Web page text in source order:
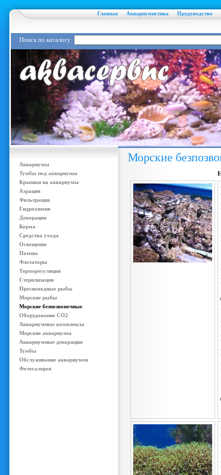
Главная Аквариумистика Прудоводство
Поиск по каталогу:
Аквариумы
Тумбы под аквариумы
Крышки на аквариумы
Аэрация
Фильтрация
Гидрохимия
Декорации
Корма
Средства ухода
Освещение
Помпы
Флотаторы
Терморегуляция
Стерилизация
Пресноводные рыбы
Морские рыбы
Морские безпозвоночные
Оборудование CO2
Аквариумные комплексы
Морские аквариумы
Аквариумные декорации
Тумбы
Обслуживание аквариумов
Фотогалерея
Морские